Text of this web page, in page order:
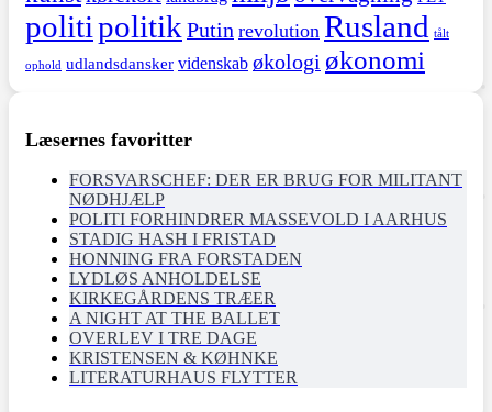
politipolitik Putin revolution Rusland tålt
ophold udlandsdansker videnskab økologi økonomi
Læsernes favoritter
FORSVARSCHEF: DER ER BRUG FOR MILITANT
NØDHJÆLP
POLITI FORHINDRER MASSEVOLD I AARHUS
STADIG HASH I FRISTAD
HONNING FRA FORSTADEN
LYDLØS ANHOLDELSE
KIRKEGÅRDENS TRÆER
A NIGHT AT THE BALLET
OVERLEV I TRE DAGE
KRISTENSEN & KØHNKE
LITERATURHAUS FLYTTER